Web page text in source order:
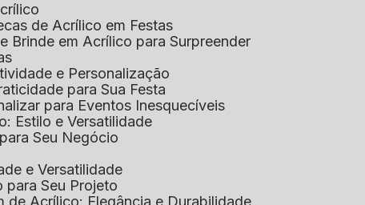
de Acrílico em Festas
Brinde em Acrílico para Surpreender
e Personalização
para Sua Festa
para Eventos Inesquecíveis
Estilo e Versatilidade
Seu Negócio
e Versatilidade
para Seu Projeto
de Acrílico: Elegância e Durabilidade